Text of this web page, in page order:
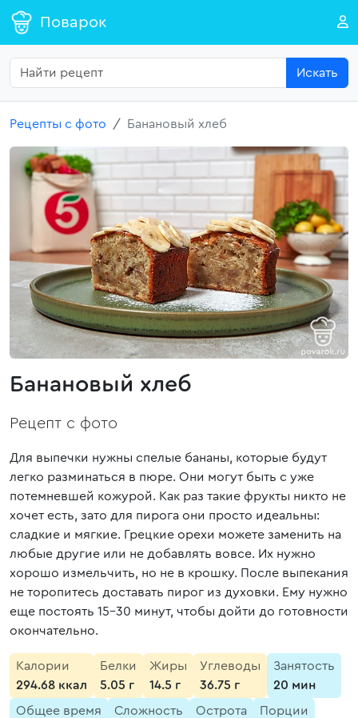
Поварок
Искать
Рецепты с фото Банановый хлеб
Банановый хлеб
Рецепт с фото
Для выпечки нужны спелые бананы, которые будут
легко разминаться в пюре. Они могут быть с уже
потемневшей кожурой. Как раз такие фрукты никто не
хочет есть, зато для пирога они просто идеальны:
сладкие и мягкие. Грецкие орехи можете заменить на
любые другие или не добавлять вовсе. Их нужно
хорошо измельчить, но не в крошку. После выпекания
не торопитесь доставать пирог из духовки. Ему нужно
еще постоять 15-30 минут, чтобы дойти до готовности
окончательно.
Калории
294.68 ккал
Белки
5.05 г
Жиры
14.5 г
Углеводы
36.75 г
Занятость
20 мин
Общее время
Сложность
Острота
Порции